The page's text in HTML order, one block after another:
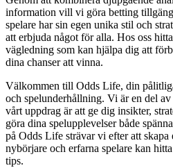
information vill vi göra betting
spelare har sin egen unika stil och
att erbjuda något för alla. Hos oss
vägledning som kan hjälpa dig att
dina chanser att vinna.
Välkommen till Odds Life, din
och spelunderhållning. Vi är en del
vårt uppdrag är att ge dig insikter,
göra dina spelupplevelser både
på Odds Life strävar vi efter att skapa
nybörjare och erfarna spelare kan
tips.